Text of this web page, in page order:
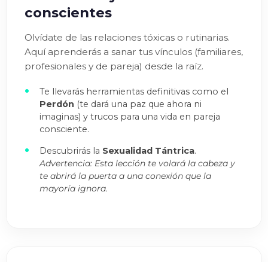
conscientes
Olvídate de las relaciones tóxicas o rutinarias.
Aquí aprenderás a sanar tus vínculos (familiares,
profesionales y de pareja) desde la raíz.
Te llevarás herramientas definitivas como el
Perdón (te dará una paz que ahora ni
imaginas) y trucos para una vida en pareja
consciente.
Descubrirás la Sexualidad Tántrica.
Advertencia: Esta lección te volará la cabeza y
te abrirá la puerta a una conexión que la
mayoría ignora.